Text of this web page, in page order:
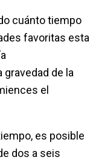
cuánto tiempo
favoritas esta
de la
el
es posible
dos a seis